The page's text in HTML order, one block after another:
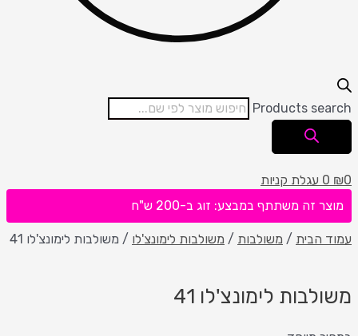
Products
עגלת קניות
זה משתתף במבצע: זוג ב-200 ש"ח
הבית/משולבות/משולבות לימונצ'לו/ משולבות לימונצ'לו 41
לימונצ'לו 41